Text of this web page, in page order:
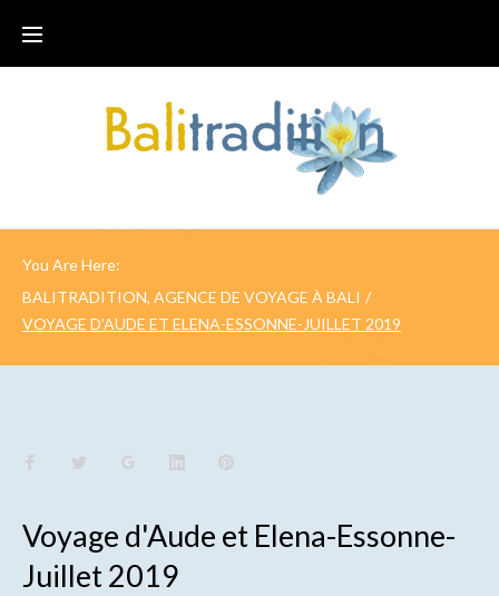
You Are Here:
BALITRADITION, AGENCE DE VOYAGE À BALI /
VOYAGE D’AUDE ET ELENA-ESSONNE-JUILLET 2019
Voyage d'Aude et Elena-Essonne-
Juillet 2019